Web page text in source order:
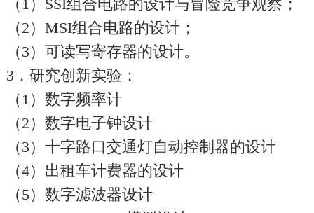
（1）SSI组合电路的设计与冒险竞争观察；
（2）MSI组合电路的设计；
（3）可读写寄存器的设计。
3．研究创新实验：
（1）数字频率计
（2）数字电子钟设计
（3）十字路口交通灯自动控制器的设计
（4）出租车计费器的设计
（5）数字滤波器设计